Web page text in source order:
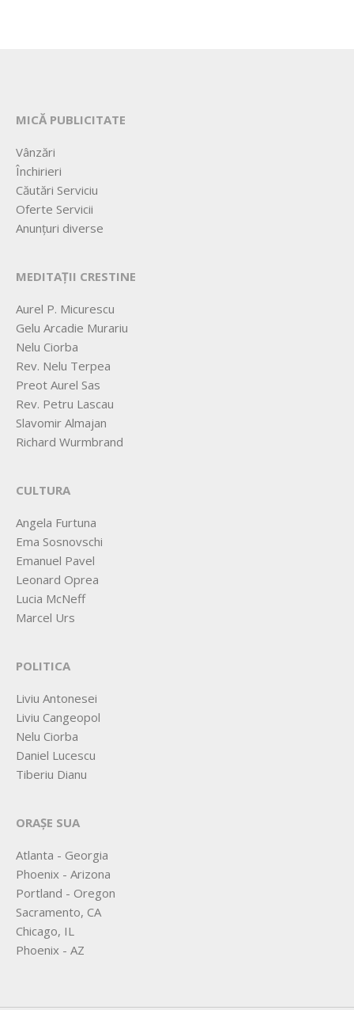
MICĂ PUBLICITATE
Vânzări
Închirieri
Căutări Serviciu
Oferte Servicii
Anunțuri diverse
MEDITAȚII CRESTINE
Aurel P. Micurescu
Gelu Arcadie Murariu
Nelu Ciorba
Rev. Nelu Terpea
Preot Aurel Sas
Rev. Petru Lascau
Slavomir Almajan
Richard Wurmbrand
CULTURA
Angela Furtuna
Ema Sosnovschi
Emanuel Pavel
Leonard Oprea
Lucia McNeff
Marcel Urs
POLITICA
Liviu Antonesei
Liviu Cangeopol
Nelu Ciorba
Daniel Lucescu
Tiberiu Dianu
ORAȘE SUA
Atlanta - Georgia
Phoenix - Arizona
Portland - Oregon
Sacramento, CA
Chicago, IL
Phoenix - AZ